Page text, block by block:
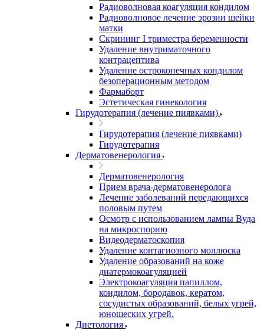
Радиоволновая коагуляция кондилом
Радиоволновое лечение эрозии шейки
матки
Скрининг I триместра беременности
Удаление внутриматочного
контрацептива
Удаление остроконечных кондилом
безоперационным методом
Фармаборт
Эстетическая гинекология
Гирудотерапия (лечение пиявками)
Гирудотерапия (лечение пиявками)
Гирудотерапия
Дерматовенерология
Дерматовенерология
Прием врача-дерматовенеролога
Лечение заболеваний передающихся
половым путем
Осмотр с использованием лампы Вуда
на микроспорию
Видеодерматоскопия
Удаление контагиозного моллюска
Удаление образований на коже
диатермокоагуляцией
Электрокоагуляция папиллом,
кондилом, бородавок, кератом,
сосудистых образований, белых угрей,
юношеских угрей.
Диетология